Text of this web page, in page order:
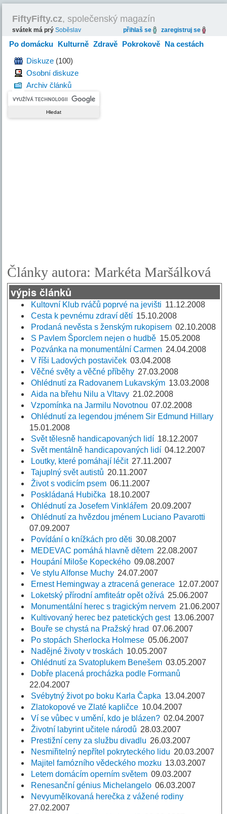
FiftyFifty.cz, společenský magazín
svátek má prýSoběslav přihlaš se zaregistruj se
Po domácku Kulturně Zdravě Pokrokově Na cestách
HravěDiskuze (100)
Osobní diskuze
Archiv článků
Články autora: Markéta Maršálková
výpis článků
Kultovní Klub rváčů poprvé na jevišti 11.12.2008
Cesta k pevnému zdraví dětí 15.10.2008
Prodaná nevěsta s ženským rukopisem 02.10.2008
S Pavlem Šporclem nejen o hudbě 15.05.2008
Pozvánka na monumentální Carmen 24.04.2008
V říši Ladových postaviček 03.04.2008
Věčné světy a věčné příběhy 27.03.2008
Ohlédnutí za Radovanem Lukavským 13.03.2008
Aida na břehu Nilu a Vltavy 21.02.2008
Vzpomínka na Jarmilu Novotnou 07.02.2008
Ohlédnutí za legendou jménem Sir Edmund Hillary
15.01.2008
Svět tělesně handicapovaných lidí 18.12.2007
Svět mentálně handicapovaných lidí 04.12.2007
Loutky, které pomáhají léčit 27.11.2007
Tajuplný svět autistů 20.11.2007
Život s vodicím psem 06.11.2007
Poskládaná Hubička 18.10.2007
Ohlédnutí za Josefem Vinklářem 20.09.2007
Ohlédnutí za hvězdou jménem Luciano Pavarotti
07.09.2007
Povídání o knížkách pro děti 30.08.2007
MEDEVAC pomáhá hlavně dětem 22.08.2007
Houpání Miloše Kopeckého 09.08.2007
Ve stylu Alfonse Muchy 24.07.2007
Ernest Hemingway a ztracená generace 12.07.2007
Loketský přírodní amfiteátr opět ožívá 25.06.2007
Monumentální herec s tragickým nervem 21.06.2007
Kultivovaný herec bez patetických gest 13.06.2007
Bouře se chystá na Pražský hrad 07.06.2007
Po stopách Sherlocka Holmese 05.06.2007
Nadějné životy v troskách 10.05.2007
Ohlédnutí za Svatoplukem Benešem 03.05.2007
Dobře placená procházka podle Formanů
22.04.2007
Svébytný život po boku Karla Čapka 13.04.2007
Zlatokopové ve Zlaté kapličce 10.04.2007
Ví se vůbec v umění, kdo je blázen? 02.04.2007
Životní labyrint učitele národů 28.03.2007
Prestižní ceny za službu divadlu 26.03.2007
Nesmiřitelný nepřítel pokryteckého lidu 20.03.2007
Majitel famózního vědeckého mozku 13.03.2007
Letem domácím operním světem 09.03.2007
Renesanční génius Michelangelo 06.03.2007
Nevyumělkovaná herečka z vážené rodiny
27.02.2007